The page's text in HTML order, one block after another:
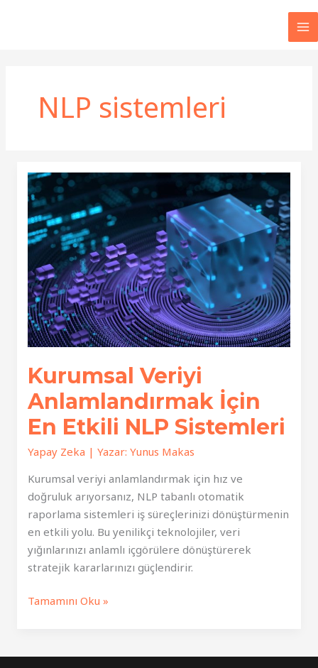
NLP sistemleri
Kurumsal Veriyi
Anlamlandırmak İçin
En Etkili NLP Sistemleri
Yapay Zeka | Yazar: Yunus Makas
Kurumsal veriyi anlamlandırmak için hız ve
doğruluk arıyorsanız, NLP tabanlı otomatik
raporlama sistemleri iş süreçlerinizi dönüştürmenin
en etkili yolu. Bu yenilikçi teknolojiler, veri
yığınlarınızı anlamlı içgörülere dönüştürerek
stratejik kararlarınızı güçlendirir.
Kurumsal
İçin
Tamamını Oku »